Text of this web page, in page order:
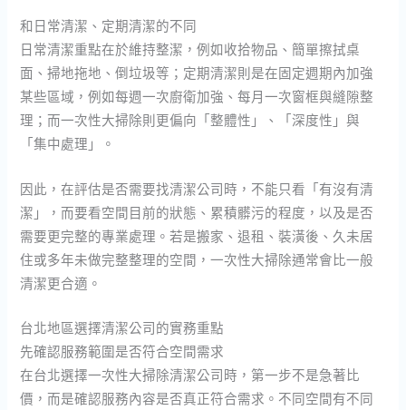
和日常清潔、定期清潔的不同
日常清潔重點在於維持整潔，例如收拾物品、簡單擦拭桌
面、掃地拖地、倒垃圾等；定期清潔則是在固定週期內加強
某些區域，例如每週一次廚衛加強、每月一次窗框與縫隙整
理；而一次性大掃除則更偏向「整體性」、「深度性」與
「集中處理」。
因此，在評估是否需要找清潔公司時，不能只看「有沒有清
潔」，而要看空間目前的狀態、累積髒污的程度，以及是否
需要更完整的專業處理。若是搬家、退租、裝潢後、久未居
住或多年未做完整整理的空間，一次性大掃除通常會比一般
清潔更合適。
台北地區選擇清潔公司的實務重點
先確認服務範圍是否符合空間需求
在台北選擇一次性大掃除清潔公司時，第一步不是急著比
價，而是確認服務內容是否真正符合需求。不同空間有不同